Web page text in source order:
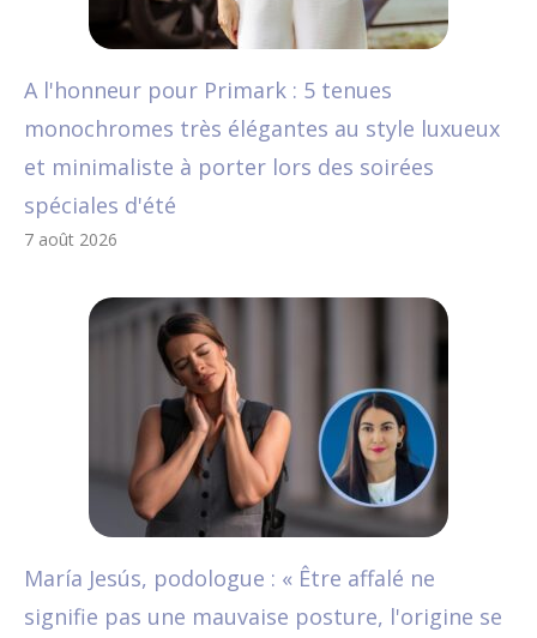
A l'honneur pour Primark : 5 tenues
monochromes très élégantes au style luxueux
et minimaliste à porter lors des soirées
spéciales d'été
7 août 2026
María Jesús, podologue : « Être affalé ne
signifie pas une mauvaise posture, l'origine se